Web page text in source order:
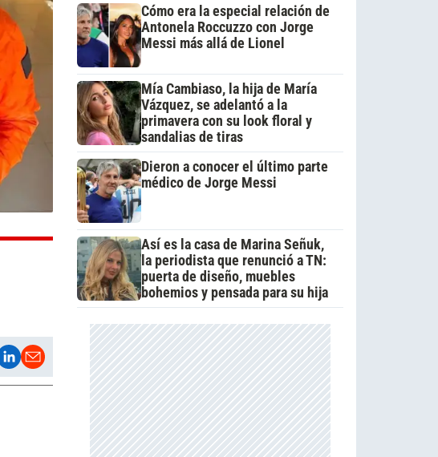
Cómo era la especial relación de
Antonela Roccuzzo con Jorge
Messi más allá de Lionel
Mía Cambiaso, la hija de María
Vázquez, se adelantó a la
primavera con su look floral y
sandalias de tiras
Dieron a conocer el último parte
médico de Jorge Messi
Así es la casa de Marina Señuk,
la periodista que renunció a TN:
puerta de diseño, muebles
bohemios y pensada para su hija